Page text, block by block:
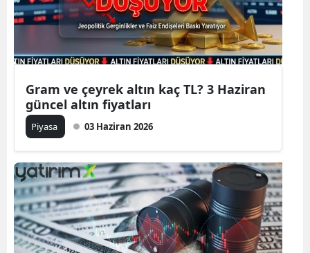
Gram ve çeyrek altın kaç TL? 3 Haziran
güncel altın fiyatları
Piyasa 03 Haziran 2026